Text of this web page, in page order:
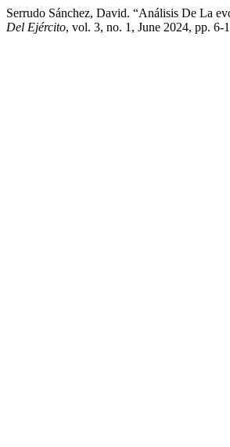
Serrudo Sánchez, David. “Análisis De La
Del Ejército, vol. 3, no. 1, June 2024, pp. 6-